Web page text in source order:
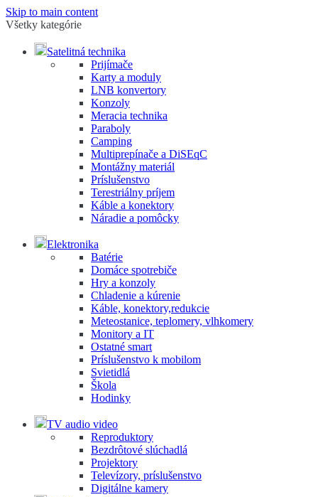
Skip to main content
Všetky kategórie
Satelitná technika
Prijímače
Karty a moduly
LNB konvertory
Konzoly
Meracia technika
Paraboly
Camping
Multiprepínače a DiSEqC
Montážny materiál
Príslušenstvo
Terestriálny príjem
Káble a konektory
Náradie a pomôcky
Elektronika
Batérie
Domáce spotrebiče
Hry a konzoly
Chladenie a kúrenie
Káble, konektory,redukcie
Meteostanice, teplomery, vlhkomery
Monitory a IT
Ostatné smart
Príslušenstvo k mobilom
Svietidlá
Škola
Hodinky
TV audio video
Reproduktory
Bezdrôtové slúchadlá
Projektory
Televízory, príslušenstvo
Digitálne kamery